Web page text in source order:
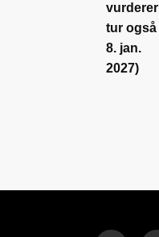
vurderer
tur også
8. jan.
2027)